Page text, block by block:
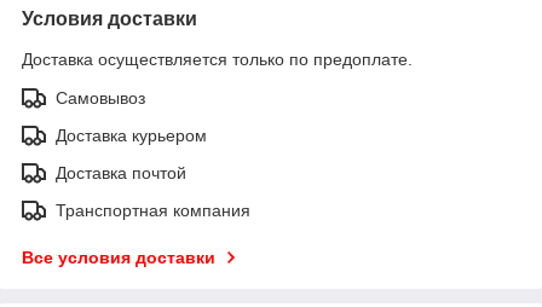
Условия доставки
Доставка осуществляется только по предоплате.
Самовывоз
Доставка курьером
Доставка почтой
Транспортная компания
Все условия доставки